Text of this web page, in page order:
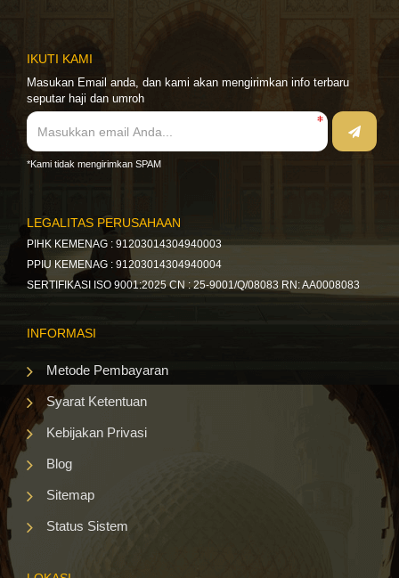
IKUTI KAMI
Masukan Email anda, dan kami akan mengirimkan info terbaru
seputar haji dan umroh
*Kami tidak mengirimkan SPAM
LEGALITAS PERUSAHAAN
PIHK KEMENAG : 91203014304940003
PPIU KEMENAG : 91203014304940004
SERTIFIKASI ISO 9001:2025 CN : 25-9001/Q/08083 RN: AA0008083
INFORMASI
Metode Pembayaran
Syarat Ketentuan
Kebijakan Privasi
Blog
Sitemap
Status Sistem